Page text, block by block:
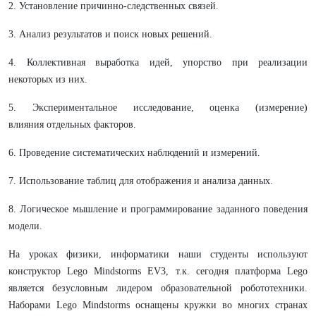
2. Установление причинно-следственных связей.
3. Анализ результатов и поиск новых решений.
4. Коллективная выработка идей, упорство при реализации
некоторых из них.
5. Экспериментальное исследование, оценка (измерение)
влияния отдельных факторов.
6. Проведение систематических наблюдений и измерений.
7. Использование таблиц для отображения и анализа данных.
8. Логическое мышление и программирование заданного поведения
модели.
На уроках физики, информатики наши студенты используют
конструктор Lego Mindstorms EV3, т.к. сегодня платформа Lego
является безусловным лидером образовательной робототехники.
Наборами Lego Mindstorms оснащены кружки во многих странах